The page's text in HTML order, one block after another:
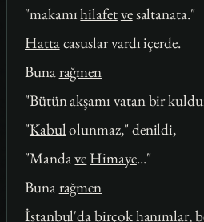
"makamıhilafetvesaltanata."
Hattacasuslar vardı içerde.
Bunarağmen
"Bütünakşamı vatanbir
"Kabulolunmaz," denildi,
"Mandave Himaye..."
Bunarağmen
İstanbul'da birçok hanımlar,